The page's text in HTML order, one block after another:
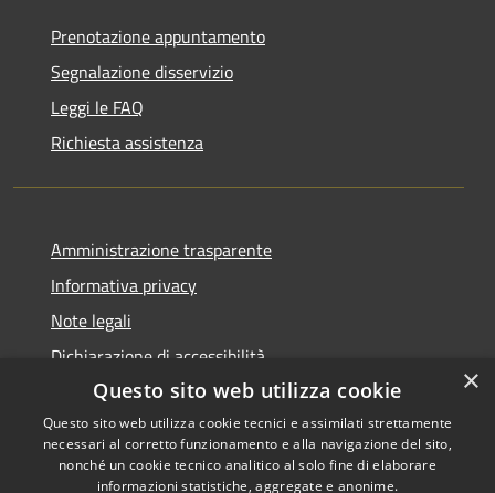
Prenotazione appuntamento
Segnalazione disservizio
Leggi le FAQ
Richiesta assistenza
Amministrazione trasparente
Informativa privacy
Note legali
Dichiarazione di accessibilità
Copyright © 2026 • Comune di
×
Questo sito web utilizza cookie
Questo sito web utilizza cookie tecnici e assimilati strettamente
necessari al corretto funzionamento e alla navigazione del sito,
nonché un cookie tecnico analitico al solo fine di elaborare
informazioni statistiche, aggregate e anonime.